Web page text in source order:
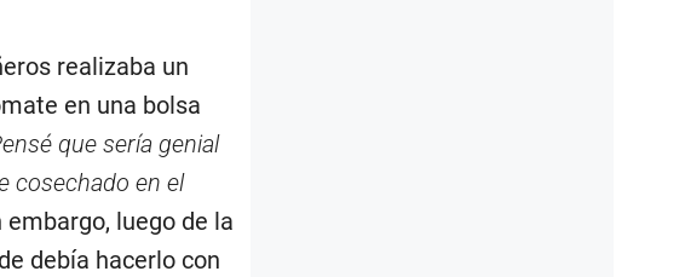
realizaba un
en una bolsa
que sería genial
cosechado en el
luego de la
debía hacerlo con